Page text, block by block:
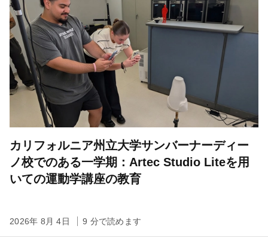
カリフォルニア州立大学サンバーナーディー
ノ校でのある一学期：Artec Studio Liteを用
いての運動学講座の教育
2026年 8月 4日 9 分で読めます